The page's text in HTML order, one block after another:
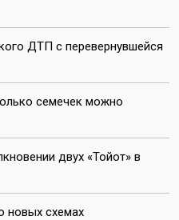
ДТП с перевернувшейся
семечек можно
двух «Тойот» в
новых схемах